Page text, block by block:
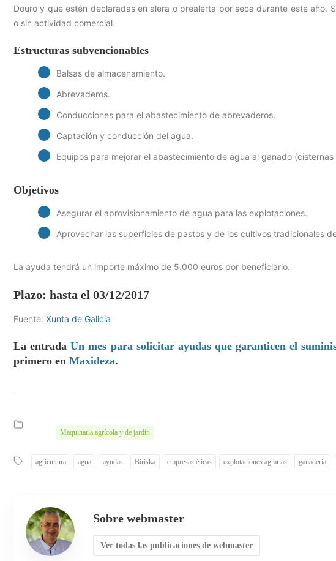
Douro y que estén declaradas en alera o prealerta por seca durante este año.
o sin actividad comercial.
Estructuras subvencionables
Balsas de almacenamiento.
Abrevaderos.
Conducciones para el abastecimiento de abrevaderos.
Captación y conducción del agua.
Equipos para mejorar el abastecimiento de agua al ganado
Objetivos
Asegurar el aprovisionamiento de agua para las explotaciones.
Aprovechar las superficies de pastos y de los cultivos tradicionales
La ayuda tendrá un importe máximo de 5.000 euros por beneficiario.
Plazo: hasta el 03/12/2017
Fuente: Xunta de Galicia
La entradaUn mes para solicitar ayudas que garanticen el
primero en Maxideza.
Maquinaria agrícola y de jardín
agricultura agua ayudas Biriska empresas éticas explotaciones agrarias ganadería
Sobre webmaster
Ver todas las publicaciones de webmaster